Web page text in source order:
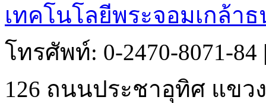
เทคโนโลยีพระจอมเกล้า
โทรศัพท์: 0-2470-8071-84
126 ถนนประชาอุทิศ แขว